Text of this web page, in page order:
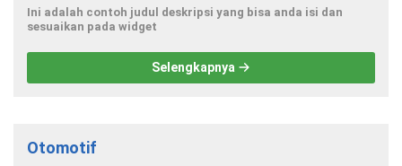
Ini adalah contoh judul deskripsi yang bisa anda isi dan
sesuaikan pada widget
Selengkapnya
Otomotif